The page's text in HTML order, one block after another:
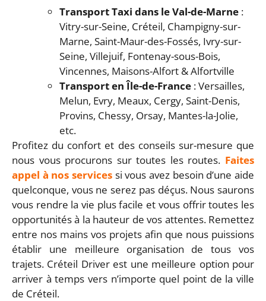
Transport Taxi dans le Val-de-Marne :
Vitry-sur-Seine, Créteil, Champigny-sur-
Marne, Saint-Maur-des-Fossés, Ivry-sur-
Seine, Villejuif, Fontenay-sous-Bois,
Vincennes, Maisons-Alfort & Alfortville
Transport en Île-de-France : Versailles,
Melun, Evry, Meaux, Cergy, Saint-Denis,
Provins, Chessy, Orsay, Mantes-la-Jolie,
etc.
Profitez du confort et des conseils sur-mesure que
nous vous procurons sur toutes les routes. Faites
appel à nos services si vous avez besoin d’une aide
quelconque, vous ne serez pas déçus. Nous saurons
vous rendre la vie plus facile et vous offrir toutes les
opportunités à la hauteur de vos attentes. Remettez
entre nos mains vos projets afin que nous puissions
établir une meilleure organisation de tous vos
trajets. Créteil Driver est une meilleure option pour
arriver à temps vers n’importe quel point de la ville
de Créteil.